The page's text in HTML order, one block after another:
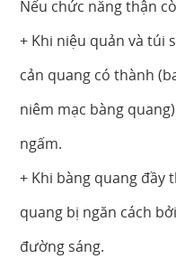
Nếu chức năng thận
+ Khi niệu quản và túi
cản quang có thành
niêm mạc bàng
ngấm.
+ Khi bàng quang đầy
quang bị ngăn cách
đường sáng.